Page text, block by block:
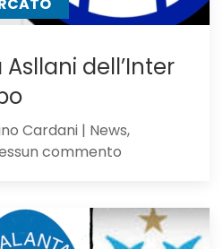
dell’Inter
Cardani | News,
commento
Asllani
dell’Inter